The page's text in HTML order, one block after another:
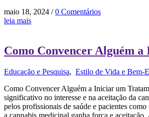
maio 18, 2024 / 0 Comentários
leia mais
Como Convencer Alguém
Educação e Pesquisa, Estilo de Vida e Bem-
Como Convencer Alguém a Iniciar um
significativo no interesse e na aceitação da
pelos profissionais de saúde e pacientes